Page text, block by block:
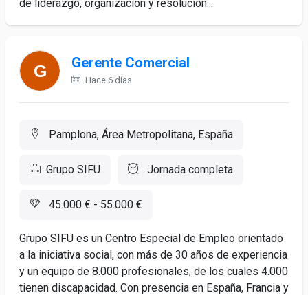
de liderazgo, organización y resolución...
Gerente Comercial
Hace 6 días
Pamplona, Área Metropolitana, España
Grupo SIFU Jornada completa
45.000 € - 55.000 €
Grupo SIFU es un Centro Especial de Empleo orientado
a la iniciativa social, con más de 30 años de experiencia
y un equipo de 8.000 profesionales, de los cuales 4.000
tienen discapacidad. Con presencia en España, Francia y